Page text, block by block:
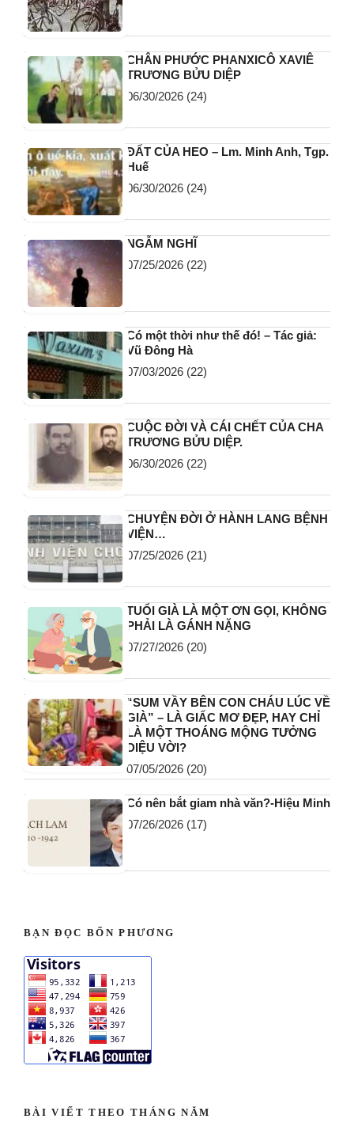
CHÂN PHƯỚC PHANXICÔ XAVIÊ
TRƯƠNG BỬU DIỆP
06/30/2026 (24)
ĐẤT CỦA HEO – Lm. Minh Anh, Tgp.
Huế
06/30/2026 (24)
NGẪM NGHĨ
07/25/2026 (22)
Có một thời như thế đó! – Tác giả:
Vũ Đông Hà
07/03/2026 (22)
CUỘC ĐỜI VÀ CÁI CHẾT CỦA CHA
TRƯƠNG BỬU DIỆP.
06/30/2026 (22)
CHUYỆN ĐỜI Ở HÀNH LANG BỆNH
VIỆN…
07/25/2026 (21)
TUỔI GIÀ LÀ MỘT ƠN GỌI, KHÔNG
PHẢI LÀ GÁNH NẶNG
07/27/2026 (20)
“SUM VẦY BÊN CON CHÁU LÚC VỀ
GIÀ” – LÀ GIẤC MƠ ĐẸP, HAY CHỈ
LÀ MỘT THOÁNG MỘNG TƯỞNG
DIỆU VỜI?
07/05/2026 (20)
Có nên bắt giam nhà văn?-Hiệu Minh
07/26/2026 (17)
BẠN ĐỌC BỐN PHƯƠNG
BÀI VIẾT THEO THÁNG NĂM